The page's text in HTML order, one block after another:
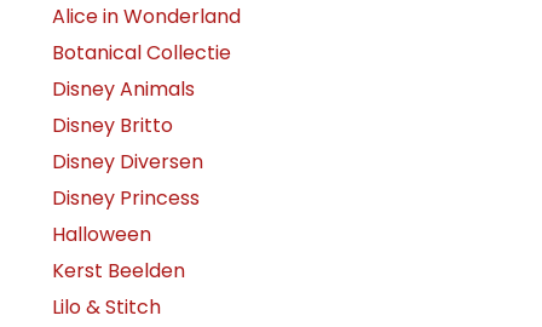
Alice in Wonderland
Botanical Collectie
Disney Animals
Disney Britto
Disney Diversen
Disney Princess
Halloween
Kerst Beelden
Lilo & Stitch